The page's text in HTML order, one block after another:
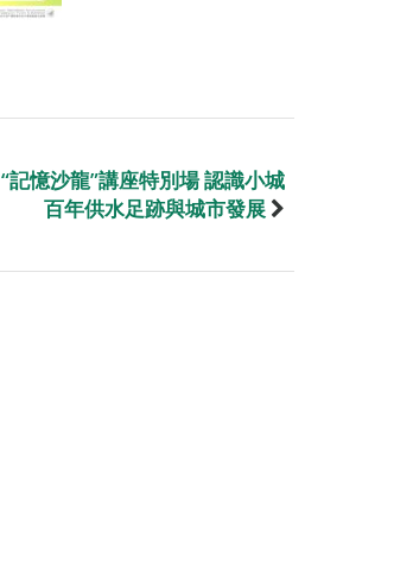
“記憶沙龍”講座特別場 認識小城
百年供水足跡與城市發展